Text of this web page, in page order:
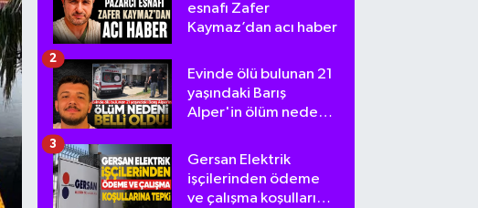
esnafı Zafer
Kaymaz’dan acı haber
Evinde ölü bulunan 21
yaşındaki Barış
Alper'in ölüm nedeni
2
Gersan Elektrik
işçilerinden ödeme
ve çalışma koşullarına
3